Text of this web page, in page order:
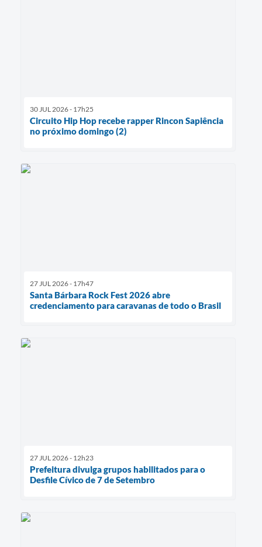
30 JUL 2026 - 17h25
Circuito Hip Hop recebe rapper Rincon Sapiência
no próximo domingo (2)
27 JUL 2026 - 17h47
Santa Bárbara Rock Fest 2026 abre
credenciamento para caravanas de todo o Brasil
27 JUL 2026 - 12h23
Prefeitura divulga grupos habilitados para o
Desfile Cívico de 7 de Setembro